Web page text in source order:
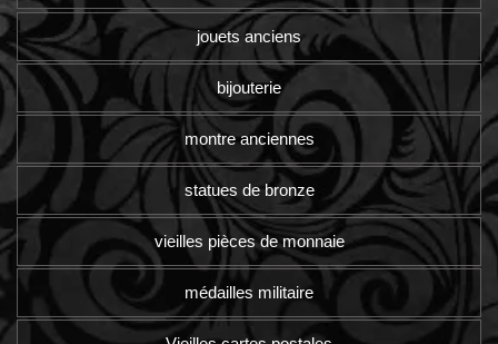
jouets anciens
bijouterie
montre anciennes
statues de bronze
vieilles pièces de monnaie
médailles militaire